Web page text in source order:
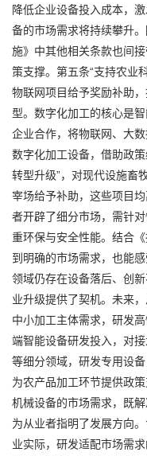
降低企业设备投入成本，
备的市场需求将持续攀升
施》中其他相关条款也间
策支撑。第五条“支持农业
物联网项目给予奖励补助
型。数字化加工的核心是
企业合作，将物联网、大
数字化加工设备，借助政
转型升级”，对现代设施畜
宰场给予补助，这些项目
者开辟了细分市场，需针
重环保与安全性能。结合
到明确的市场需求，也能
领域仍存在设备落后、创
业升级提供了契机。未来
中小加工主体需求，研发
端智能设备研发投入，对
等细分领域，研发专用设
为农产品加工环节提供政
机械设备的市场需求，既
为从业者指明了发展方向
业实际，研发适配市场需